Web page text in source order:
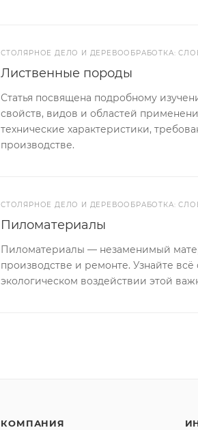
СТОЛЯРНОЕ ДЕЛО И ДЕРЕВООБРАБОТКА:
Лиственные породы
Статья посвящена подробному
свойств, видов и областей
технические характеристики,
производстве.
СТОЛЯРНОЕ ДЕЛО И ДЕРЕВООБРАБОТКА:
Пиломатериалы
Пиломатериалы — незаменимый
производстве и ремонте. Узнайте всё
экологическом воздействии этой
КОМПАНИЯ